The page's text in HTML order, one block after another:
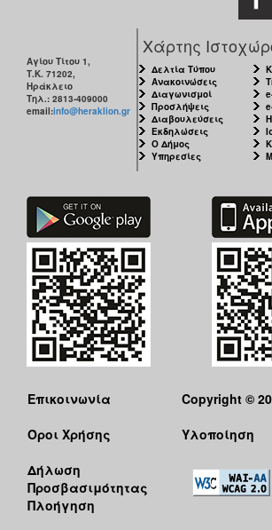
Αγίου Τίτου 1,
Τ.Κ. 71202,
Ηράκλειο
Τηλ.: 2813-409000
email:info@heraklion.gr
Χάρτης
Δελτία Τύπου
Ανακοινώσεις
Διαγωνισμοί
Προσλήψεις
Διαβουλεύσεις
Εκδηλώσεις
Ο Δήμος
Υπηρεσίες
Επικοινωνία
Όροι Χρήσης
Δήλωση
Προσβασιμότητας
Πλοήγηση
Copyright ©
Υλοποίηση